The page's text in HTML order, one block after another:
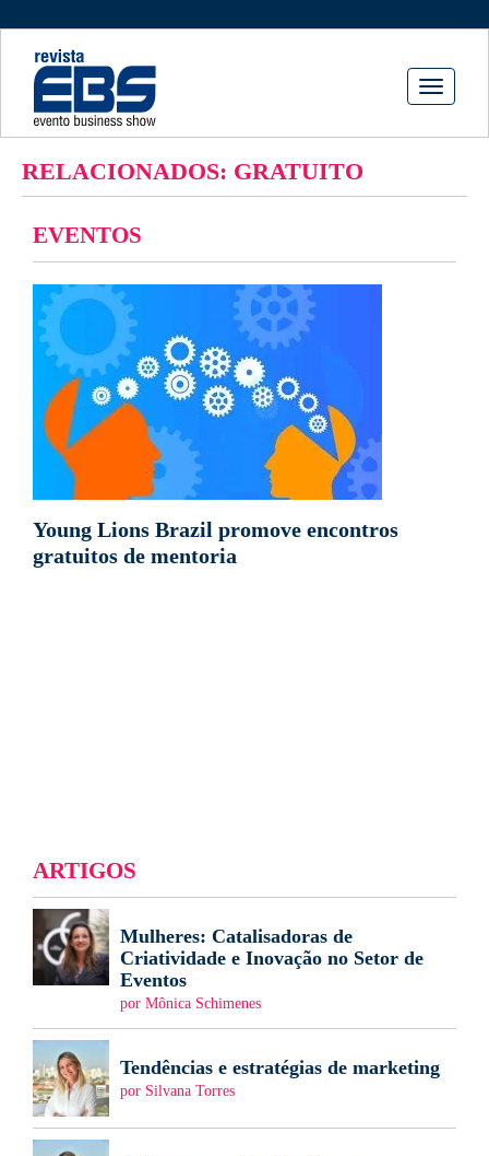
Toggle
RELACIONADOS: GRATUITO
EVENTOS
Young Lions Brazil promove encontros
gratuitos de mentoria
ARTIGOS
Mulheres: Catalisadoras de
Criatividade e Inovação no Setor de
Eventos
por Mônica Schimenes
Tendências e estratégias de marketing
por Silvana Torres